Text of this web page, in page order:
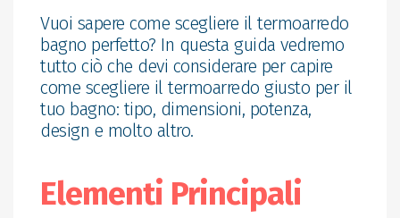
Vuoi sapere come scegliere il termoarredo
bagno perfetto? In questa guida vedremo
tutto ciò che devi considerare per capire
come scegliere il termoarredo giusto per il
tuo bagno: tipo, dimensioni, potenza,
design e molto altro.
Elementi Principali